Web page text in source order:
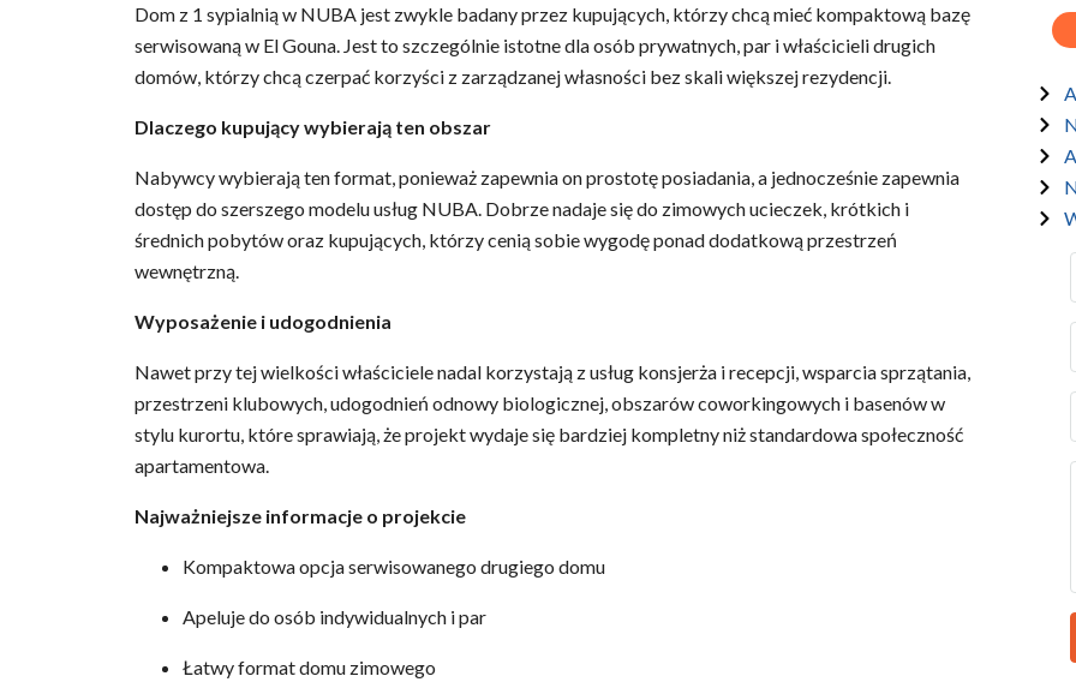
Dom z 1 sypialnią w NUBA jest zwykle badany przez kupujących, którzy chcą mieć kompaktową bazę
serwisowaną w El Gouna. Jest to szczególnie istotne dla osób prywatnych, par i właścicieli drugich
domów, którzy chcą czerpać korzyści z zarządzanej własności bez skali większej rezydencji.
Dlaczego kupujący wybierają ten obszar
Nabywcy wybierają ten format, ponieważ zapewnia on prostotę posiadania, a jednocześnie zapewnia
dostęp do szerszego modelu usług NUBA. Dobrze nadaje się do zimowych ucieczek, krótkich i
średnich pobytów oraz kupujących, którzy cenią sobie wygodę ponad dodatkową przestrzeń
wewnętrzną.
Wyposażenie i udogodnienia
Nawet przy tej wielkości właściciele nadal korzystają z usług konsjerża i recepcji, wsparcia sprzątania,
przestrzeni klubowych, udogodnień odnowy biologicznej, obszarów coworkingowych i basenów w
stylu kurortu, które sprawiają, że projekt wydaje się bardziej kompletny niż standardowa społeczność
apartamentowa.
Najważniejsze informacje o projekcie
Kompaktowa opcja serwisowanego drugiego domu
Apeluje do osób indywidualnych i par
Łatwy format domu zimowego